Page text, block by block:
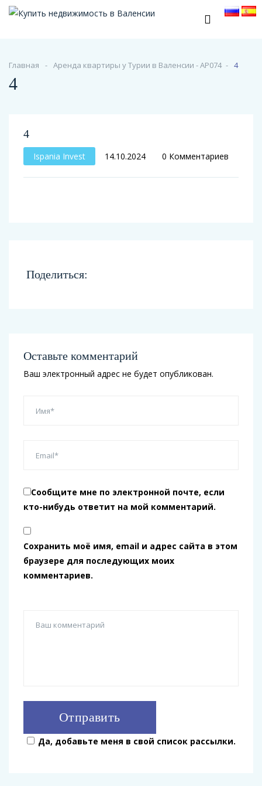
Главная Аренда квартиры у Турии в Валенсии - АР074 4
4
4
Ispania Invest 14.10.2024 0 Комментариев
Поделиться:
Оставьте комментарий
Ваш электронный адрес не будет опубликован.
Сообщите мне по электронной почте, если
кто-нибудь ответит на мой комментарий.
Сохранить моё имя, email и адрес сайта в этом
браузере для последующих моих
комментариев.
Да, добавьте меня в свой список рассылки.